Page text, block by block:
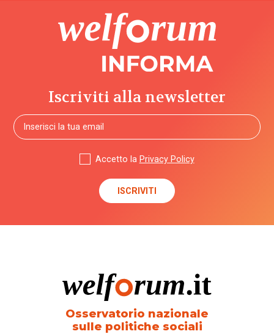
Iscriviti alla newsletter
Accetto la Privacy Policy
Osservatorio nazionale
sulle politiche sociali